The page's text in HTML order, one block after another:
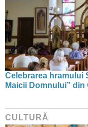
Celebrarea hramului
Maicii Domnului” din
CULTURĂ